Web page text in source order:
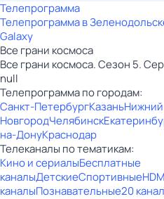
Телепрограмма
Телепрограмма в
Galaxy
Все грани космоса
Все грани космоса. Сезон 5.
null
Телепрограмма по городам:
Санкт-ПетербургКазаньНижний
НовгородЧелябинск
на-ДонуКраснодар
Телеканалы по тематикам:
Кино и сериалыБесплатные
каналыДетскиеСпортивныеHD
каналыПознавательные20